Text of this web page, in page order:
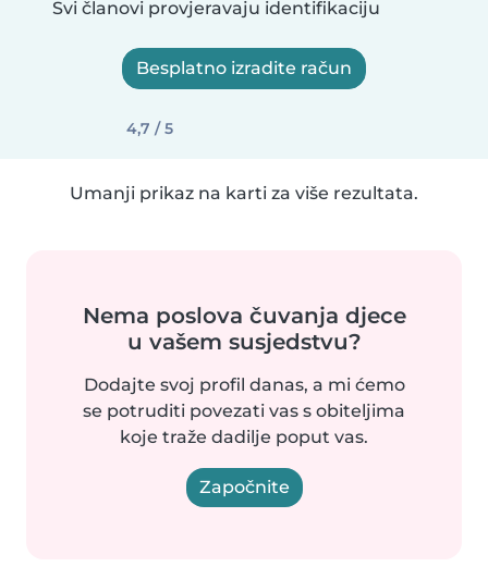
Svi članovi provjeravaju identifikaciju
Besplatno izradite račun
4,7 / 5
Umanji prikaz na karti za više rezultata.
Nema poslova čuvanja djece
u vašem susjedstvu?
Dodajte svoj profil danas, a mi ćemo
se potruditi povezati vas s obiteljima
koje traže dadilje poput vas.
Započnite